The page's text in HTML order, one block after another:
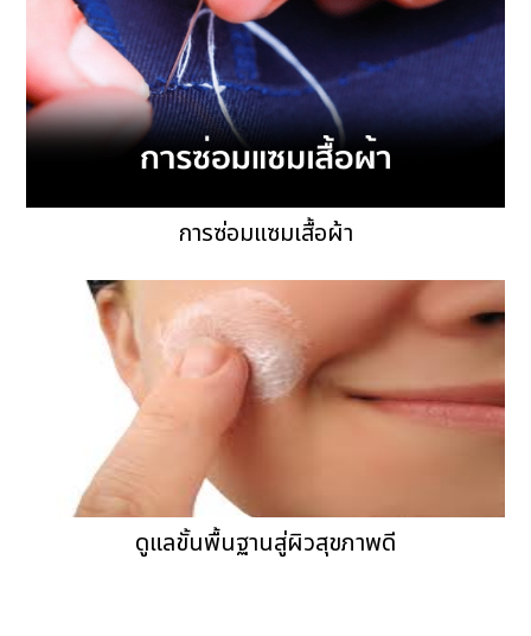
การซ่อมแซมเสื้อผ้า
ดูแลขั้นพื้นฐานสู่ผิวสุขภาพดี